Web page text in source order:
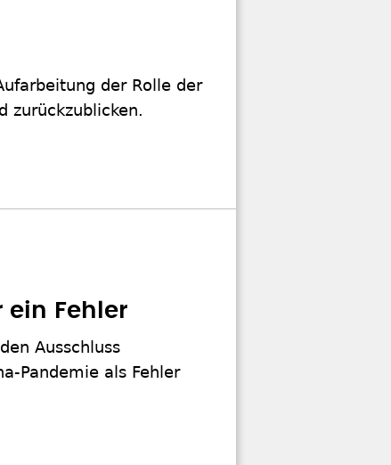
der Rolle der
zurückzublicken.
ein Fehler
Ausschluss
Pandemie als Fehler